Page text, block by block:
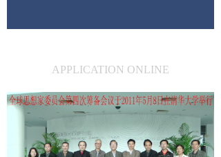
APPLICATION ONLINE